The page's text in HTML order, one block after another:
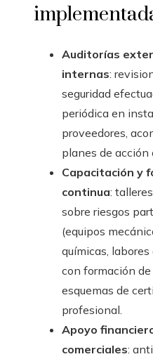
Auditorías
internas:
seguridad
periódica en
proveedores,
planes de acción
Capacitación y
continua:
sobre riesgos
(equipos
químicas,
con formación
esquemas de
profesional.
Apoyo
comerciales: